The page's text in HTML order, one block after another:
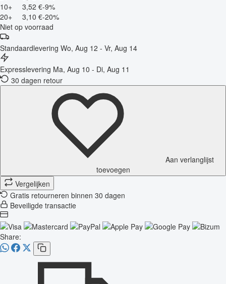
10+
3,52 €-9%
20+
3,10 €-20%
Niet op voorraad
Standaardlevering Wo, Aug 12 - Vr, Aug 14
Expresslevering Ma, Aug 10 - Di, Aug 11
30 dagen retour
Aan verlanglijst
toevoegen
Vergelijken
Gratis retourneren binnen 30 dagen
Beveiligde transactie
Share: